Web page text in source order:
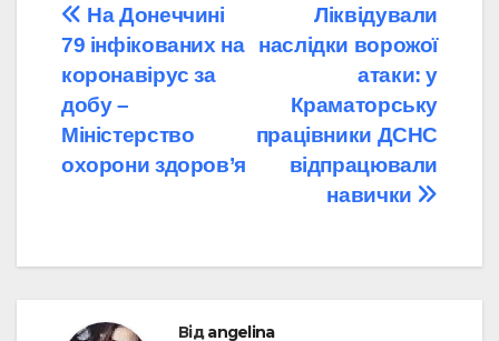
Навігація
записів
Ліквідували
наслідки ворожої
атаки: у
Краматорську
працівники ДСНС
відпрацювали
навички
На Донеччині
79 інфікованих на
коронавірус за
добу –
Міністерство
охорони здоров’я
Відangelina